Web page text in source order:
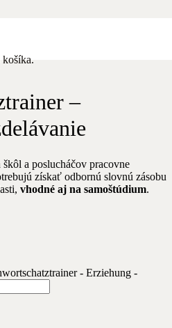
–
a poslucháčov pracovne
získať odbornú slovnú zásobu
vhodné aj na samoštúdium.
- Erziehung -